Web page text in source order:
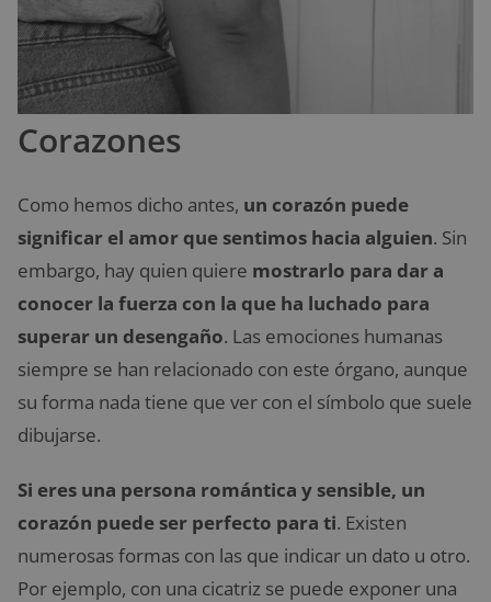
Corazones
Como hemos dicho antes, un corazón puede
significar el amor que sentimos hacia alguien. Sin
embargo, hay quien quiere mostrarlo para dar a
conocer la fuerza con la que ha luchado para
superar un desengaño. Las emociones humanas
siempre se han relacionado con este órgano, aunque
su forma nada tiene que ver con el símbolo que suele
dibujarse.
Si eres una persona romántica y sensible, un
corazón puede ser perfecto para ti. Existen
numerosas formas con las que indicar un dato u otro.
Por ejemplo, con una cicatriz se puede exponer una